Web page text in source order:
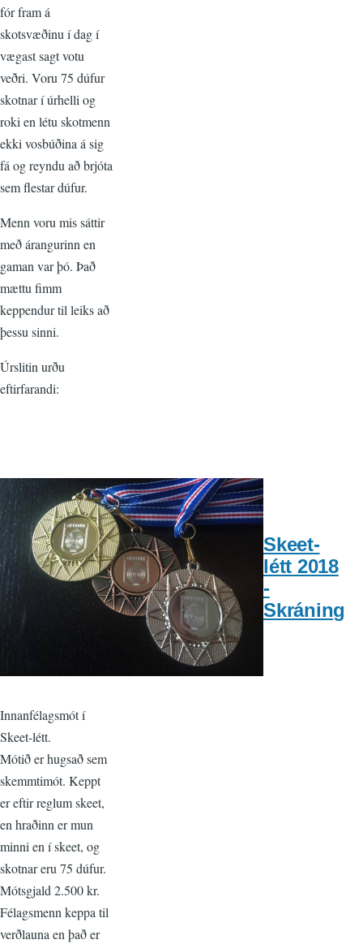
fór fram á
skotsvæðinu í dag í
vægast sagt votu
veðri. Voru 75 dúfur
skotnar í úrhelli og
roki en létu skotmenn
ekki vosbúðina á sig
fá og reyndu að brjóta
sem flestar dúfur.
Menn voru mis sáttir
með árangurinn en
gaman var þó. Það
mættu fimm
keppendur til leiks að
þessu sinni.
Úrslitin urðu
eftirfarandi:
Skeet-
létt 2018
-
Skráning
Innanfélagsmót í
Skeet-létt.
Mótið er hugsað sem
skemmtimót. Keppt
er eftir reglum skeet,
en hraðinn er mun
minni en í skeet, og
skotnar eru 75 dúfur.
Mótsgjald 2.500 kr.
Félagsmenn keppa til
verðlauna en það er